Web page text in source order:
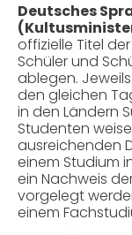
Deutsches
offizielle Titel
Schüler und
ablegen.
den gleichen
in den Ländern
Studenten
ausreichenden
einem Studium
ein Nachweis
vorgelegt
einem